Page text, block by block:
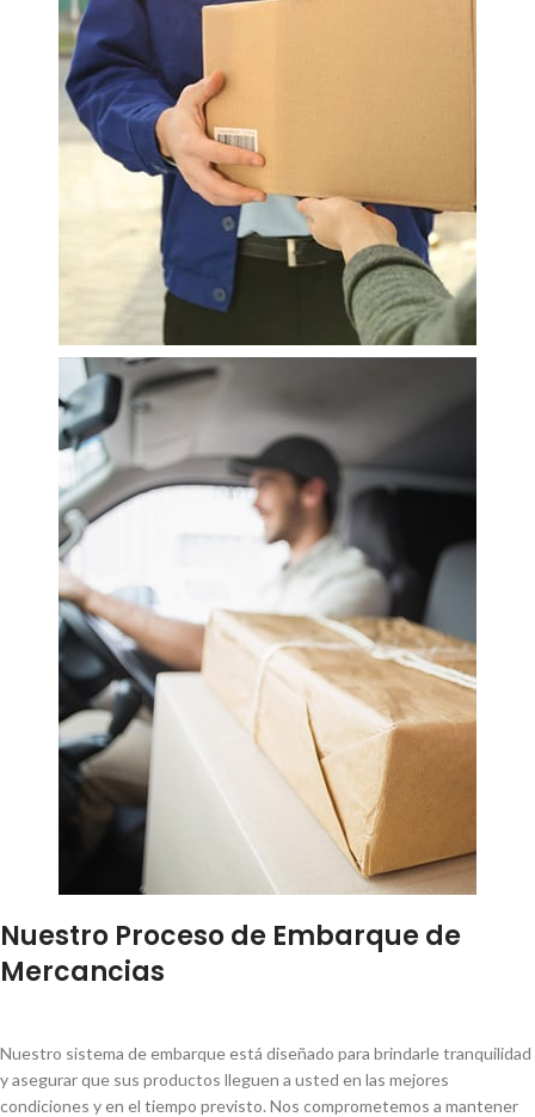
Nuestro Proceso de Embarque de
Mercancias
Nuestro sistema de embarque está diseñado para brindarle tranquilidad
y asegurar que sus productos lleguen a usted en las mejores
condiciones y en el tiempo previsto. Nos comprometemos a mantener